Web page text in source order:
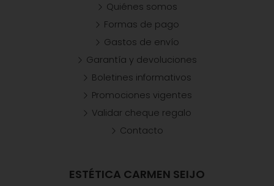
ESTÉTICA CARMEN SEIJO
Quiénes somos
Formas de pago
Gastos de envío
Garantía y devoluciones
Boletines informativos
Promociones vigentes
Validar cheque regalo
Contacto